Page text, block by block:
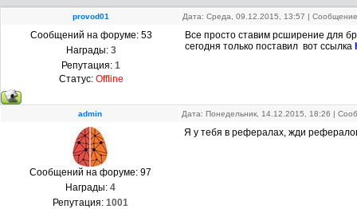
provod01 Дата: Среда, 09.12.2015, 13:57 |
Сообщений на форуме: 53
Награды: 3
Репутация: 1
Статус: Offline
Все просто ставим рсширение для
сегодня только поставил вот ссылка
admin Дата: Понедельник, 14.12.2015, 18:26 |
Сообщений на форуме: 97
Награды: 4
Репутация: 1001
Я у тебя в рефералах, жди